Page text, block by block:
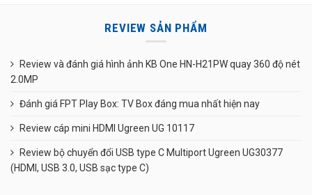
REVIEW SẢN PHẨM
Review và đánh giá hình ảnh KB One HN-H21PW quay 360 độ nét
2.0MP
Đánh giá FPT Play Box: TV Box đáng mua nhất hiện nay
Review cáp mini HDMI Ugreen UG 10117
Review bộ chuyển đổi USB type C Multiport Ugreen UG30377
(HDMI, USB 3.0, USB sạc type C)